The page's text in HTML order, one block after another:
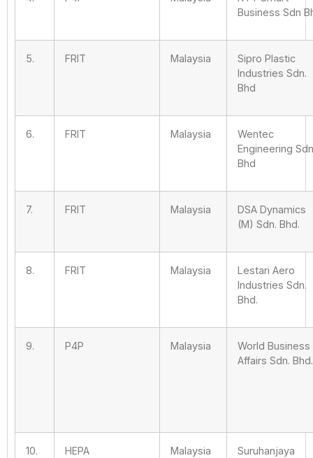
Business Sdn
5. FRIT Malaysia
Sipro Plastic
Industries Sdn.
Bhd
6. FRIT Malaysia
Wentec
Engineering
Bhd
7. FRIT Malaysia
DSA Dynamics
(M) Sdn. Bhd.
8. FRIT Malaysia
Lestari Aero
Industries Sdn.
Bhd.
9. P4P Malaysia
World Business
Affairs Sdn. Bhd.
10. HEPA Malaysia
Suruhanjaya